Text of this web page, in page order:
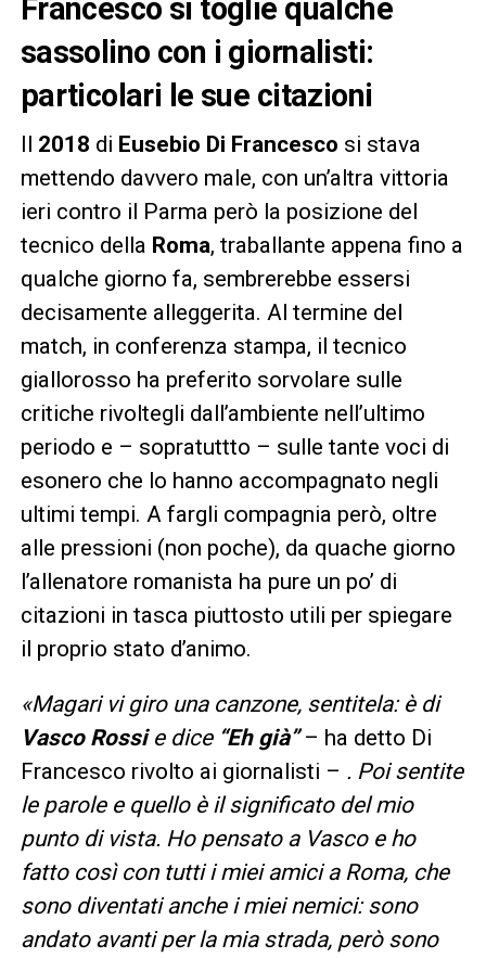
Francesco si toglie qualche
sassolino con i giornalisti:
particolari le sue citazioni
2018 di Eusebio Di Francesco si stava
mettendo davvero male, con un’altra vittoria
ieri contro il Parma però la posizione del
tecnico della Roma, traballante appena fino a
qualche giorno fa, sembrerebbe essersi
decisamente alleggerita. Al termine del
match, in conferenza stampa, il tecnico
giallorosso ha preferito sorvolare sulle
critiche rivoltegli dall’ambiente nell’ultimo
periodo e – sopratuttto – sulle tante voci di
esonero che lo hanno accompagnato negli
ultimi tempi. A fargli compagnia però, oltre
alle pressioni (non poche), da quache giorno
l’allenatore romanista ha pure un po’ di
citazioni in tasca piuttosto utili per spiegare
il proprio stato d’animo.
«Magari vi giro una canzone, sentitela: è di
Vasco Rossie dice “Eh già”– ha detto Di
Francesco rivolto ai giornalisti – . Poi sentite
le parole e quello è il significato del mio
punto di vista. Ho pensato a Vasco e ho
fatto così con tutti i miei amici a Roma, che
sono diventati anche i miei nemici: sono
andato avanti per la mia strada, però sono